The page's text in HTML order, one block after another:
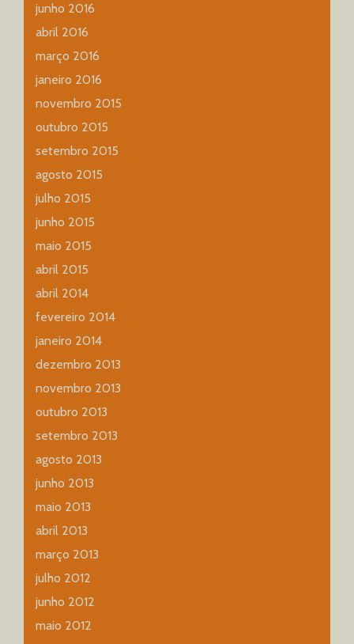
junho 2016
abril 2016
março 2016
janeiro 2016
novembro 2015
outubro 2015
setembro 2015
agosto 2015
julho 2015
junho 2015
maio 2015
abril 2015
abril 2014
fevereiro 2014
janeiro 2014
dezembro 2013
novembro 2013
outubro 2013
setembro 2013
agosto 2013
junho 2013
maio 2013
abril 2013
março 2013
julho 2012
junho 2012
maio 2012